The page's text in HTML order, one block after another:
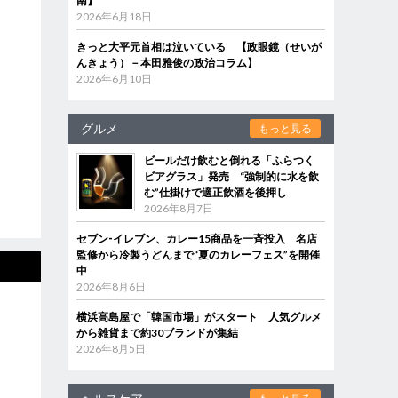
2026年6月18日
きっと大平元首相は泣いている 【政眼鏡（せいが
んきょう）－本田雅俊の政治コラム】
2026年6月10日
グルメ もっと見る
ビールだけ飲むと倒れる「ふらつく
ビアグラス」発売 “強制的に水を飲
む”仕掛けで適正飲酒を後押し
2026年8月7日
セブン‐イレブン、カレー15商品を一斉投入 名店
監修から冷製うどんまで“夏のカレーフェス”を開催
中
2026年8月6日
横浜高島屋で「韓国市場」がスタート 人気グルメ
から雑貨まで約30ブランドが集結
2026年8月5日